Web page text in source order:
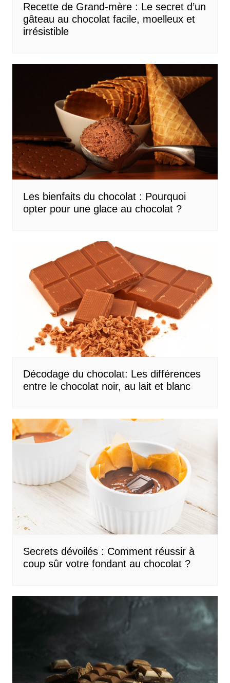
Recette de Grand-mère : Le secret d’un
gâteau au chocolat facile, moelleux et
irrésistible
Les bienfaits du chocolat : Pourquoi
opter pour une glace au chocolat ?
Décodage du chocolat: Les différences
entre le chocolat noir, au lait et blanc
Secrets dévoilés : Comment réussir à
coup sûr votre fondant au chocolat ?